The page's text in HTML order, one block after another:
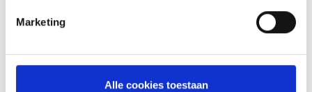
Marketing
Alle cookies toestaan
RECEPT